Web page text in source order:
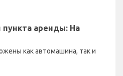
аренды: На
как автомашина, так и